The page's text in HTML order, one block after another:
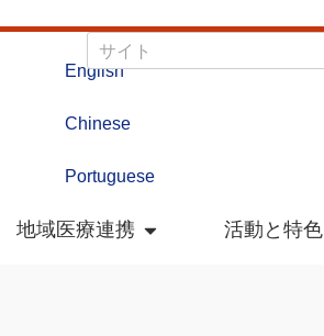
English
Chinese
Portuguese
地域医療連携 活動と特色